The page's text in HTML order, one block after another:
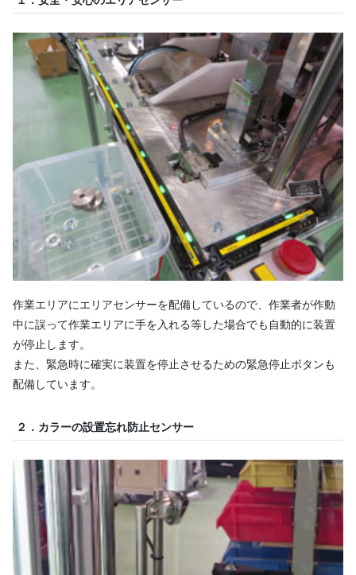
作業エリアにエリアセンサーを配備しているので、作業者が作動
中に誤って作業エリアに手を入れる等した場合でも自動的に装置
が停止します。
また、緊急時に確実に装置を停止させるための緊急停止ボタンも
配備しています。
２．カラーの設置忘れ防止センサー